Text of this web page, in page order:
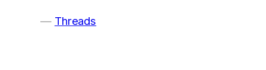
Threads